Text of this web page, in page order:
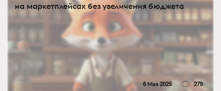
на маркетплейсах без увеличения бюджета
6 Мая 2025 279